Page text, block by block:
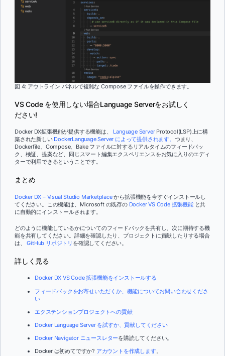
図 4: アウトライン パネルで複雑な Compose ファイルを操作できます。
VS Code を使用しない場合Language Serverをお試しく
ださい!
Docker DX拡張機能が提供する機能は、 Language ServerProtocol(LSP)上に構
築された新しいDockerLanguage Server によって提供されます。 つまり、
Dockerfile、Compose、Bake ファイルに対するリアルタイムのフィードバッ
ク、検証、提案など、同じスマート編集エクスペリエンスをお気に入りのエディ
ターで利用できるということです。
まとめ
Docker DX – Visual Studio Marketplaceから拡張機能を今すぐインストールし
てください。この機能は、Microsoft の既存の Docker VS Code 拡張機能と共
に自動的にインストールされます。
どのように機能しているかについてのフィードバックを共有し、次に期待する機
能を共有してください。詳細を確認したり、プロジェクトに貢献したりする場合
は、GitHub リポジトリ を確認してください。
詳しく見る
Docker DX VS Code 拡張機能をインストールする
フィードバックをお寄せいただくか、機能についてお問い合わせくださ
い
エクステンションプロジェクトへの貢献
Docker Language Server を試すか、貢献してください
Docker Navigator ニュースレターを購読してください。
Docker は初めてですか? アカウントを作成します。